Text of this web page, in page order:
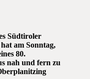
Südtiroler
am Sonntag,
80.
nah und fern zu